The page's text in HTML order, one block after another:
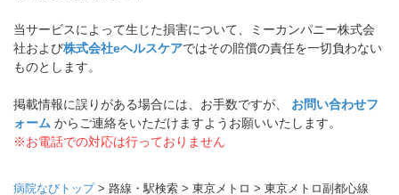
当サービスによって生じた損害について、ミーカンパニー株式会
社および株式会社eヘルスケアではその賠償の責任を一切負わない
ものとします。
掲載情報に誤りがある場合には、お手数ですが、 お問い合わせフ
ォーム からご連絡をいただけますようお願いいたします。
※お電話での対応は行っておりません
病院なびトップ> 路線・駅検索 > 東京メトロ > 東京メトロ副都心線